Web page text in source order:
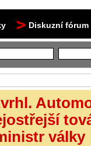
Diskuzní fórum
války